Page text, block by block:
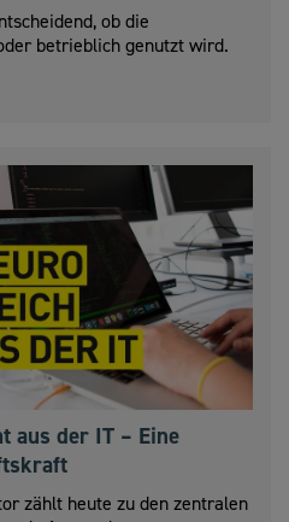
ob die
betrieblich genutzt wird.
aus der IT – Eine
zählt heute zu den zentralen